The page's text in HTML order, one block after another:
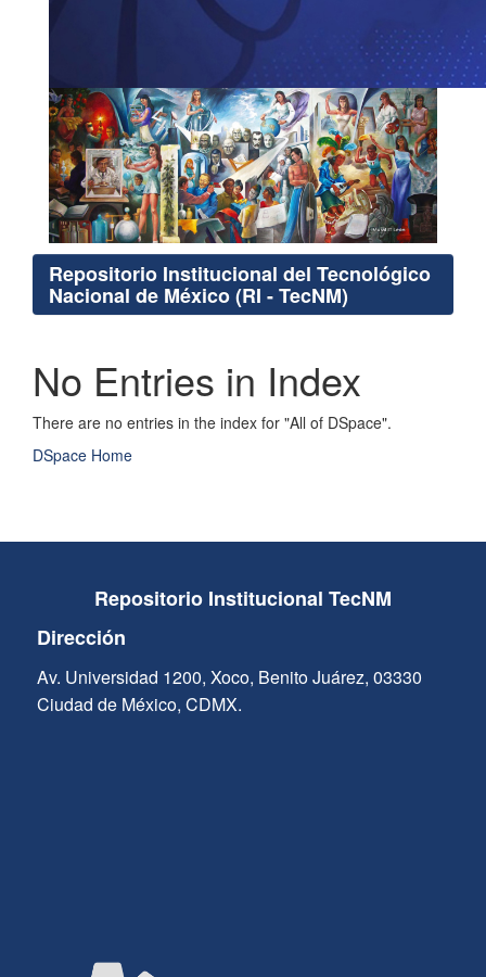
Repositorio Institucional del Tecnológico
Nacional de México (RI - TecNM)
No Entries in Index
There are no entries in the index for "All of DSpace".
DSpace Home
Repositorio Institucional TecNM
Dirección
Av. Universidad 1200, Xoco, Benito Juárez, 03330
Ciudad de México, CDMX.